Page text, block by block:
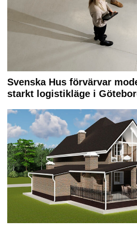
Svenska Hus förvärvar
starkt logistikläge i